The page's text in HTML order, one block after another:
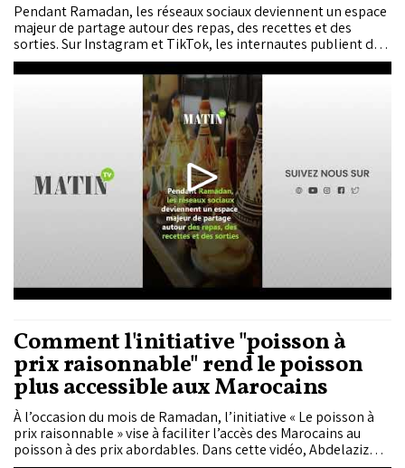
Pendant Ramadan, les réseaux sociaux deviennent un espace
majeur de partage autour des repas, des recettes et des
sorties. Sur Instagram et TikTok, les internautes publient des
vidéos de préparation de plats traditionnels ou de tables de
Ftour soigneusement dressées.
Comment l'initiative "poisson à
prix raisonnable" rend le poisson
plus accessible aux Marocains
À l’occasion du mois de Ramadan, l’initiative « Le poisson à
prix raisonnable » vise à faciliter l’accès des Marocains au
poisson à des prix abordables. Dans cette vidéo, Abdelaziz